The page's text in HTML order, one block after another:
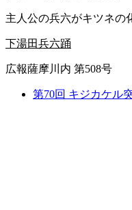
主人公の兵六がキツネの
下湯田兵六踊
広報薩摩川内 第508号
第70回 キジカケル